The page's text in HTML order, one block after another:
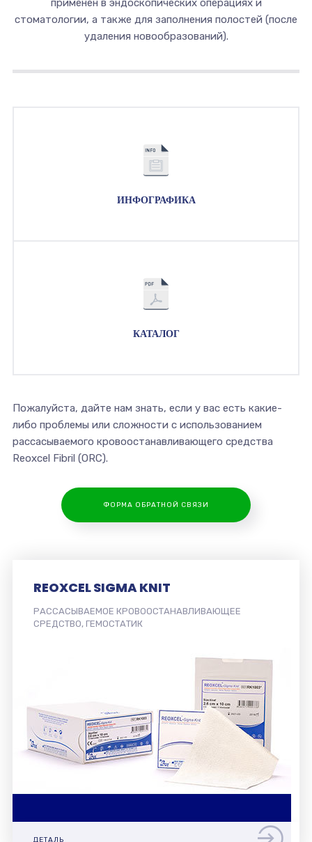
применен в эндоскопических операциях и
стоматологии, а также для заполнения полостей (после
удаления новообразований).
ИНФОГРАФИКА
КАТАЛОГ
Пожалуйста, дайте нам знать, если у вас есть какие-
либо проблемы или сложности с использованием
рассасываемого кровоостанавливающего средства
Reoxcel Fibril (ORC).
ФОРМА ОБРАТНОЙ СВЯЗИ
REOXCEL SIGMA KNIT
РАССАСЫВАЕМОЕ КРОВООСТАНАВЛИВАЮЩЕЕ
СРЕДСТВО, ГЕМОСТАТИК
ДЕТАЛЬ